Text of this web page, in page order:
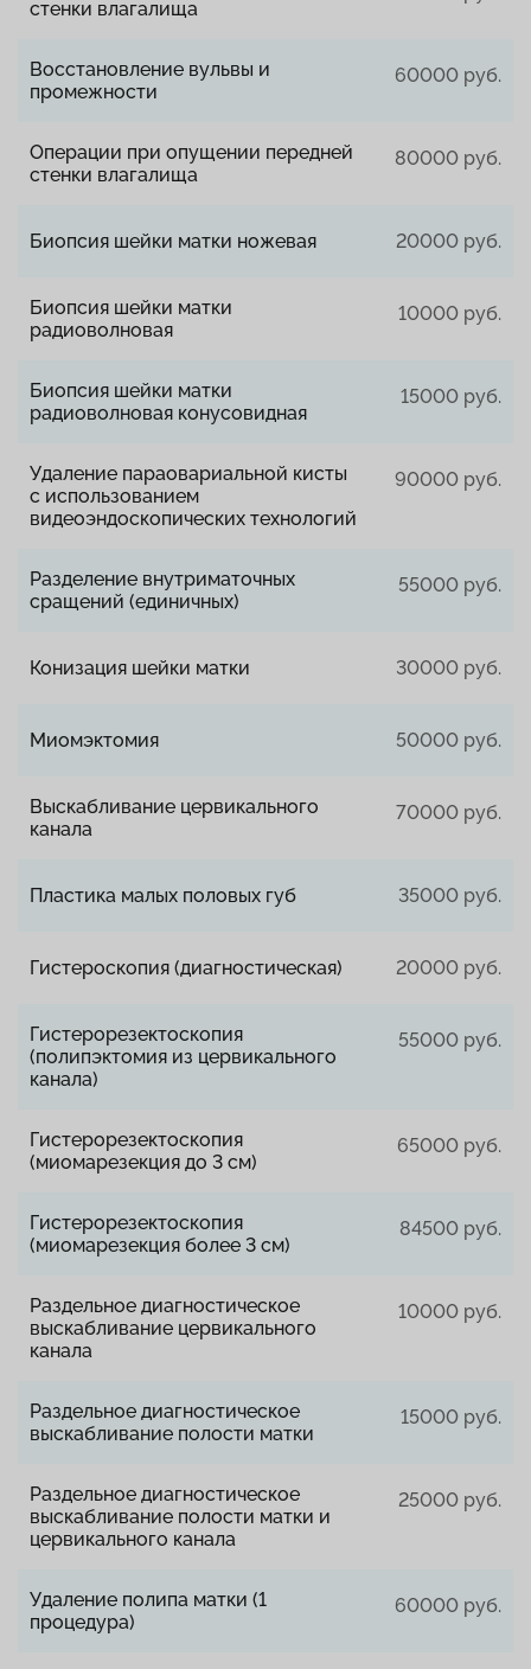
стенки влагалища
Восстановление вульвы и
промежности
60000 руб.
Операции при опущении передней
стенки влагалища
80000 руб.
Биопсия шейки матки ножевая 20000 руб.
Биопсия шейки матки
радиоволновая
10000 руб.
Биопсия шейки матки
радиоволновая конусовидная
15000 руб.
Удаление параовариальной кисты
с использованием
видеоэндоскопических технологий
90000 руб.
Разделение внутриматочных
сращений (единичных)
55000 руб.
Конизация шейки матки 30000 руб.
Миомэктомия 50000 руб.
Выскабливание цервикального
канала
70000 руб.
Пластика малых половых губ 35000 руб.
Гистероскопия (диагностическая) 20000 руб.
Гистерорезектоскопия
(полипэктомия из цервикального
канала)
55000 руб.
Гистерорезектоскопия
(миомарезекция до 3 см)
65000 руб.
Гистерорезектоскопия
(миомарезекция более 3 см)
84500 руб.
Раздельное диагностическое
выскабливание цервикального
канала
10000 руб.
Раздельное диагностическое
выскабливание полости матки
15000 руб.
Раздельное диагностическое
выскабливание полости матки и
цервикального канала
25000 руб.
Удаление полипа матки (1
процедура)
60000 руб.